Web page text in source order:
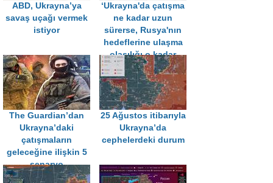
ABD, Ukrayna’ya
savaş uçağı vermek
istiyor
‘Ukrayna'da çatışma
ne kadar uzun
sürerse, Rusya'nın
hedeflerine ulaşma
olasılığı o kadar
artar’
The Guardian’dan
Ukrayna’daki
çatışmaların
geleceğine ilişkin 5
senaryo
25 Ağustos itibarıyla
Ukrayna’da
cephelerdeki durum